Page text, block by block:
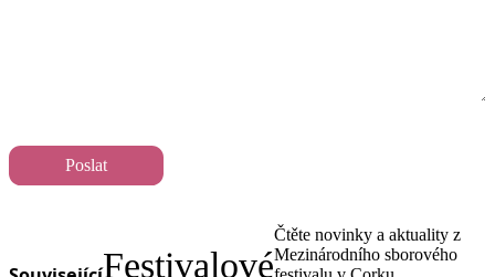
Poslat
Festivalové
Čtěte novinky a aktuality z
Mezinárodního sborového